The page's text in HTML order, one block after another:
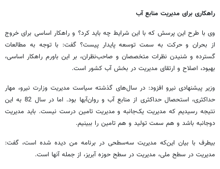
راهکاری برای مدیریت منابع آب
وی با طرح این پرسش که با این شرایط چه باید کرد؟ و راهکار اساسی برای خروج
از بحران و حرکت به سمت توسعه پایدار پیست؟ گفت: با توجه به مطالعات
گسترده و شنیدن نظرات متخصصان و صاحب‌نظران، بر این باورم راهکار اساسی،
بهبود، اصلاح و ارتقای مدیریت در بخش آب کشور است.
وزیر پیشنهادی نیرو افزود: در سال‌های گذشته سیاست مدیریت وزارت نیرو، مهار
حداکثری، استحصال حداکثری از منابع آب و روان‌آبها بود. اما در سال 82 به این
نتیجه رسیدیم که مدیریت یک‌جانبه و مدیریت تامین درست نیست. باید مدیریت
دوجانبه باشد و هم سمت تولید و هم تامین را ببینیم.
بیطرف با بیان این‌که مدیریت سه‌سطحی در برنامه من دیده شده است، گفت:
مدیریت در سطح ملی، مدیریت در سطح حوزه آبریز، از جمله آنها است.